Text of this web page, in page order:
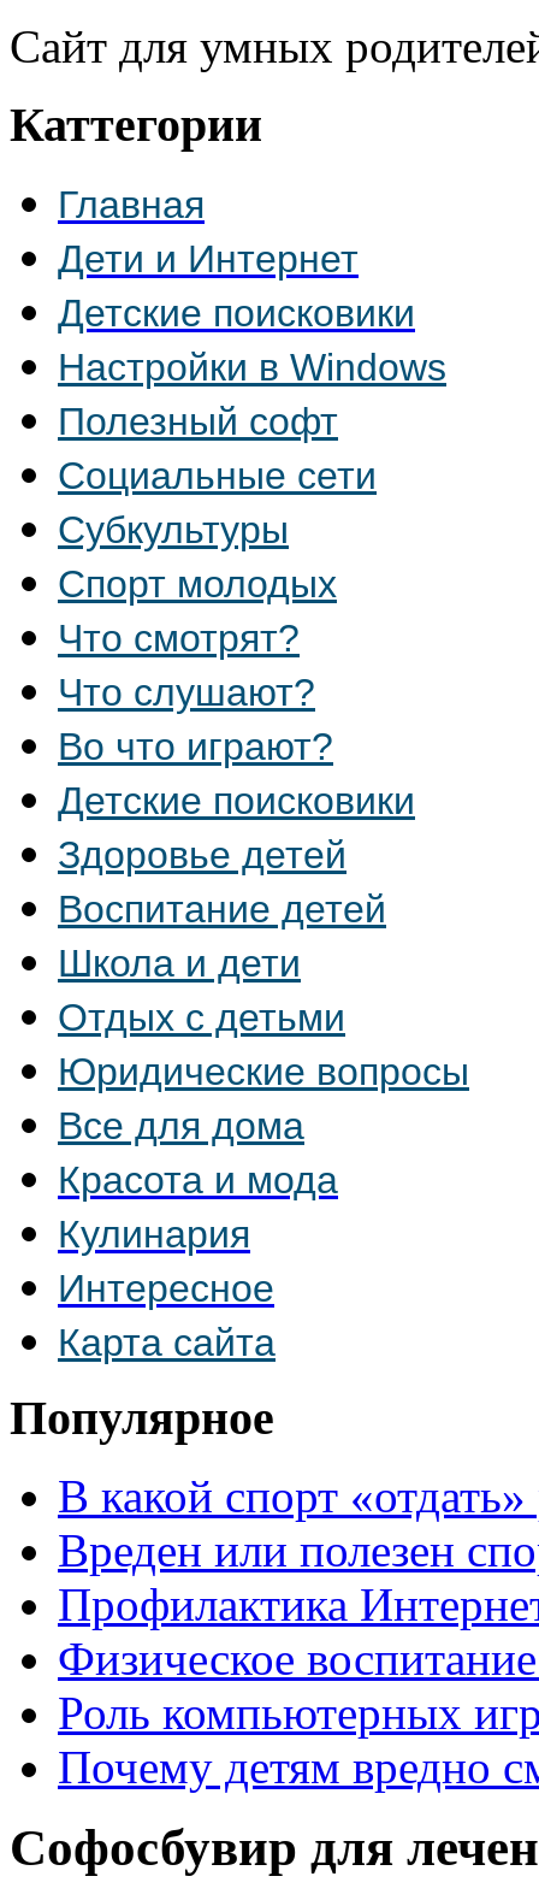
Сайт для умных
Каттегории
Главная
Дети и Интернет
Детские поисковики
Настройки в Windows
Полезный софт
Социальные сети
Субкультуры
Спорт молодых
Что смотрят?
Что слушают?
Во что играют?
Детские поисковики
Здоровье детей
Воспитание детей
Школа и дети
Отдых с детьми
Юридические вопросы
Все для дома
Красота и мода
Кулинария
Интересное
Карта сайта
Популярное
В какой спорт «отдать»
Вреден или полезен
Профилактика
Физическое
Роль компьютерных
Почему детям вредно
Софосбувир для